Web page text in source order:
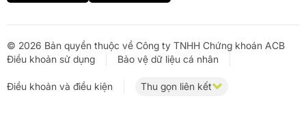
© 2026 Bản quyền thuộc về Công ty TNHH Chứng khoán ACB
Điều khoản sử dụng
Bảo vệ dữ liệu cá nhân
Điều khoản và điều kiện Thu gọn liên kết